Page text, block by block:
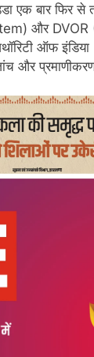
एक बार फिर
और
ऑफ
और